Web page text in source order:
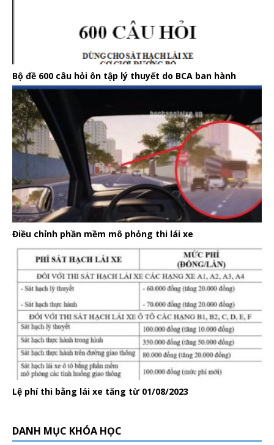
Bộ đề 600 câu hỏi ôn tập lý thuyết do BCA ban hành
Điều chỉnh phần mềm mô phỏng thi lái xe
Lệ phí thi bằng lái xe tăng từ 01/08/2023
DANH MỤC KHÓA HỌC